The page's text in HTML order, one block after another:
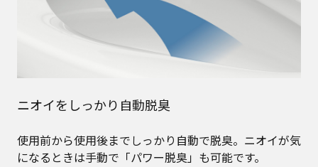
ニオイをしっかり自動脱臭
使用前から使用後までしっかり自動で脱臭。ニオイが気
になるときは手動で「パワー脱臭」も可能です。